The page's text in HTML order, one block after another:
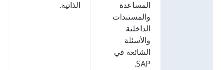
المساعدة
والمستندات
الداخلية
والأسئلة
الشائعة في
SAP.
الذاتية.